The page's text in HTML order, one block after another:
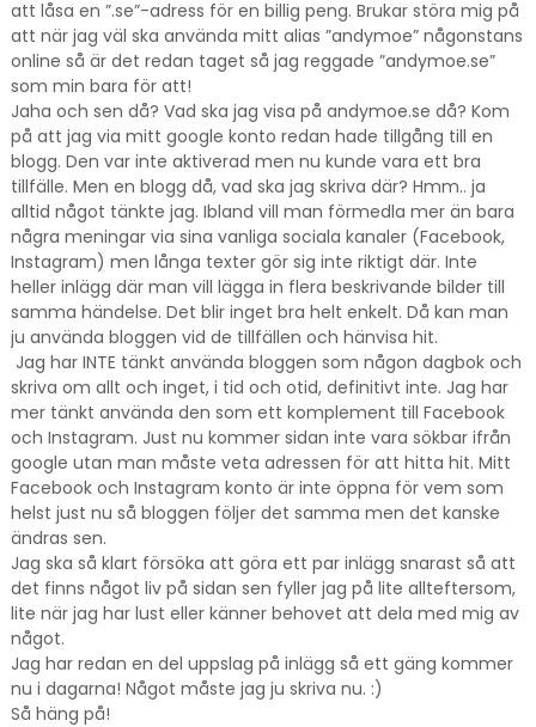
att låsa en ”.se”-adress för en billig peng. Brukar störa mig på
att när jag väl ska använda mitt alias ”andymoe” någonstans
online så är det redan taget så jag reggade ”andymoe.se”
som min bara för att!
Jaha och sen då? Vad ska jag visa på andymoe.se då? Kom
på att jag via mitt google konto redan hade tillgång till en
blogg. Den var inte aktiverad men nu kunde vara ett bra
tillfälle. Men en blogg då, vad ska jag skriva där? Hmm.. ja
alltid något tänkte jag. Ibland vill man förmedla mer än bara
några meningar via sina vanliga sociala kanaler (Facebook,
Instagram) men långa texter gör sig inte riktigt där. Inte
heller inlägg där man vill lägga in flera beskrivande bilder till
samma händelse. Det blir inget bra helt enkelt. Då kan man
ju använda bloggen vid de tillfällen och hänvisa hit.
Jag har INTE tänkt använda bloggen som någon dagbok och
skriva om allt och inget, i tid och otid, definitivt inte. Jag har
mer tänkt använda den som ett komplement till Facebook
och Instagram. Just nu kommer sidan inte vara sökbar ifrån
google utan man måste veta adressen för att hitta hit. Mitt
Facebook och Instagram konto är inte öppna för vem som
helst just nu så bloggen följer det samma men det kanske
ändras sen.
Jag ska så klart försöka att göra ett par inlägg snarast så att
det finns något liv på sidan sen fyller jag på lite allteftersom,
lite när jag har lust eller känner behovet att dela med mig av
något.
Jag har redan en del uppslag på inlägg så ett gäng kommer
nu i dagarna! Något måste jag ju skriva nu. :)
Så häng på!